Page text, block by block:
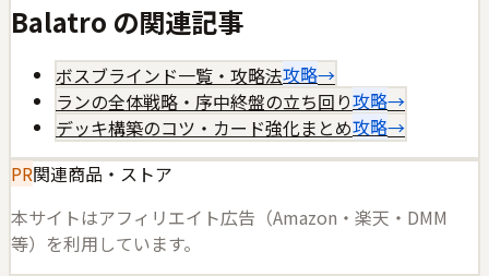
Balatro の関連記事
ボスブラインド一覧・攻略法攻略→
ランの全体戦略・序中終盤の立ち回り攻略→
デッキ構築のコツ・カード強化まとめ攻略→
PR関連商品・ストア
本サイトはアフィリエイト広告（Amazon・楽天・DMM
等）を利用しています。